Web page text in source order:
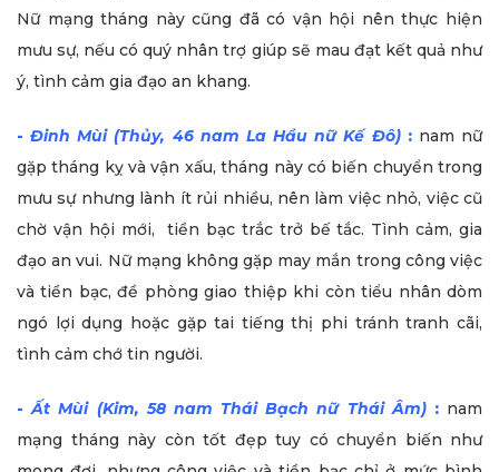
Nữ mạng tháng này cũng đã có vận hội nên thực hiện
mưu sự, nếu có quý nhân trợ giúp sẽ mau đạt kết quả như
ý, tình cảm gia đạo an khang.
-Đinh Mùi (Thủy, 46 nam La Hầu nữ Kế Đô) :nam nữ
gặp tháng kỵ và vận xấu, tháng này có biến chuyển trong
mưu sự nhưng lành ít rủi nhiều, nên làm việc nhỏ, việc cũ
chờ vận hội mới, tiền bạc trắc trở bế tắc. Tình cảm, gia
đạo an vui. Nữ mạng không gặp may mắn trong công việc
và tiền bạc, đề phòng giao thiệp khi còn tiểu nhân dòm
ngó lợi dụng hoặc gặp tai tiếng thị phi tránh tranh cãi,
tình cảm chớ tin người.
-Ất Mùi (Kim, 58 nam Thái Bạch nữ Thái Âm) :nam
mạng tháng này còn tốt đẹp tuy có chuyển biến như